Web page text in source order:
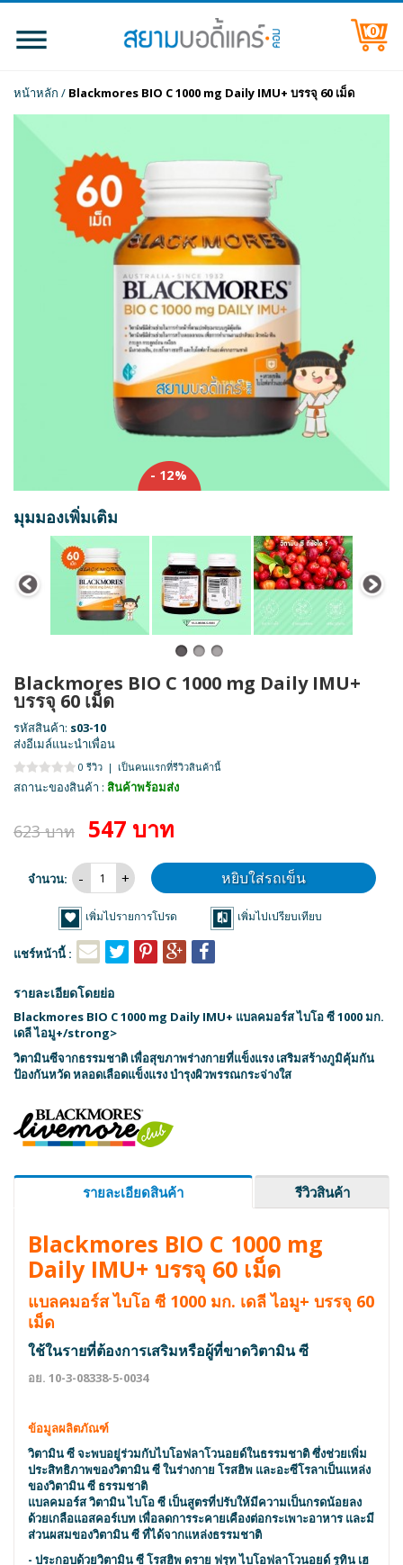
0
หน้าหลัก / Blackmores BIO C 1000 mg Daily IMU+ บรรจุ 60 เม็ด
- 12%
มุมมองเพิ่มเติม
Blackmores BIO C 1000 mg Daily IMU+
บรรจุ 60 เม็ด
รหัสสินค้า: s03-10
ส่งอีเมล์แนะนำเพื่อน
0 รีวิว | เป็นคนแรกที่รีวิวสินค้านี้
สถานะของสินค้า : สินค้าพร้อมส่ง
623 บาท 547 บาท
จำนวน: หยิบใส่รถเข็น
เพิ่มไปรายการโปรด เพิ่มไปเปรียบเทียบ
แชร์หน้านี้ :
รายละเอียดโดยย่อ
Blackmores BIO C 1000 mg Daily IMU+ แบลคมอร์ส ไบโอ ซี 1000 มก.
เดลี ไอมู+/strong>
วิตามินซีจากธรรมชาติ เพื่อสุขภาพร่างกายที่แข็งแรง เสริมสร้างภูมิคุ้มกัน
ป้องกันหวัด หลอดเลือดแข็งแรง บำรุงผิวพรรณกระจ่างใส
รายละเอียดสินค้า รีวิวสินค้า
Blackmores BIO C 1000 mg
Daily IMU+ บรรจุ 60 เม็ด
แบลคมอร์ส ไบโอ ซี 1000 มก. เดลี ไอมู+ บรรจุ 60
เม็ด
ใช้ในรายที่ต้องการเสริมหรือผู้ที่ขาดวิตามิน ซี
อย. 10-3-08338-5-0034
ข้อมูลผลิตภัณฑ์
วิตามิน ซี จะพบอยู่ร่วมกับไบโอฟลาโวนอยด์ในธรรมชาติ ซึ่งช่วยเพิ่ม
ประสิทธิภาพของวิตามิน ซี ในร่างกาย โรสฮิพ และอะซีโรลาเป็นแหล่ง
ของวิตามิน ซี ธรรมชาติ
แบลคมอร์ส วิตามิน ไบโอ ซี เป็นสูตรที่ปรับให้มีความเป็นกรดน้อยลง
ด้วยเกลือแอสคอร์เบท เพื่อลดการระคายเคืองต่อกระเพาะอาหาร และมี
ส่วนผสมของวิตามิน ซี ที่ได้จากแหล่งธรรมชาติ
- ประกอบด้วยวิตามิน ซี โรสฮิพ ดราย ฟรุท ไบโอฟลาโวนอยด์ รูทิน เฮ